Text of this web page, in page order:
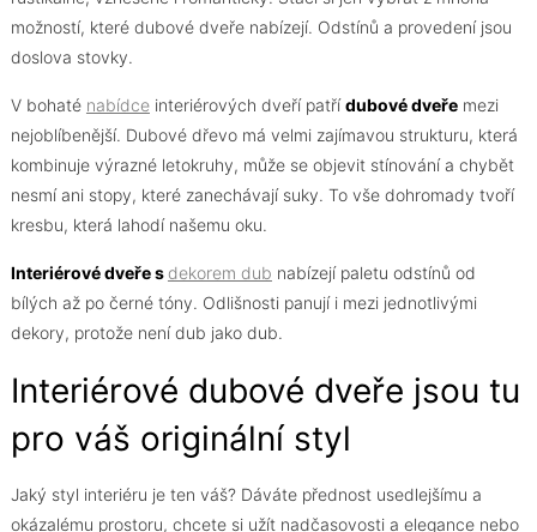
možností, které dubové dveře nabízejí. Odstínů a provedení jsou
doslova stovky.
V bohaté nabídceinteriérových dveří patřídubové dveřemezi
nejoblíbenější. Dubové dřevo má velmi zajímavou strukturu, která
kombinuje výrazné letokruhy, může se objevit stínování a chybět
nesmí ani stopy, které zanechávají suky. To vše dohromady tvoří
kresbu, která lahodí našemu oku.
Interiérové dveře sdekorem dub nabízejí paletu odstínů od
bílých až po černé tóny. Odlišnosti panují i mezi jednotlivými
dekory, protože není dub jako dub.
Interiérové dubové dveře jsou tu
pro váš originální styl
Jaký styl interiéru je ten váš? Dáváte přednost usedlejšímu a
okázalému prostoru, chcete si užít nadčasovosti a elegance nebo